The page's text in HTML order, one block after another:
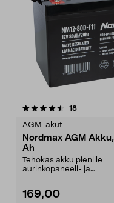
18arvostelut
AGM-akut
Nordmax AGM
Ah
Tehokas akku pienille
aurinkopaneeli- ja
169,00